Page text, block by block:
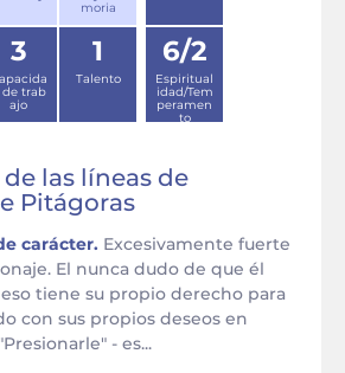
moria
3
de trab
ajo
1
Talento
6/2
Espiritual
idad/Tem
peramen
to
las líneas de
Pitágoras
de carácter. Excesivamente fuerte
El nunca dudo de que él
tiene su propio derecho para
con sus propios deseos en
- es...